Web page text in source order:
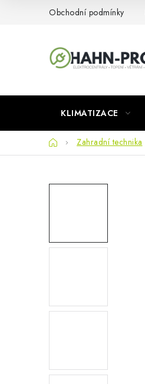
Obchodní podmínky
KLIMATIZACE
DomůZahradní technika